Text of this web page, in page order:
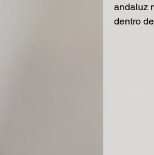
andaluz
dentro